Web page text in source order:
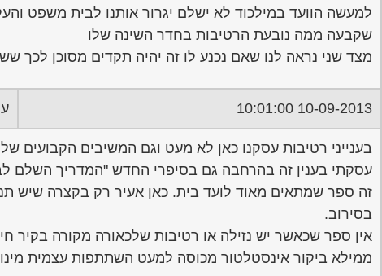
שקבעה ממה נובעת הרטיבות בחדר השינה שלו
מצד שני נראה לנו שאם נכנע לו זה יהיה תקדים מסוכן לכך
10-09-2013 10:01:00
בענייני רטיבות עסקנו כאן לא מעט וגם המשיבים הקבועים
עסקתי בענין זה בהרחבה גם בסיפרי החדש "המדריך השלם לבית המשותף" שניתן כעת לרכישה
זה ספר שמתאים מאוד לועד בית. כאן אעיר רק בקצרה שיש
בסירוב.
אין ספר שכאשר יש נזילה או רטיבות שלכאורה מקורה בקיר
ממילא ביקור אינסטלטור מכוסה למעט השתתפות עצמית